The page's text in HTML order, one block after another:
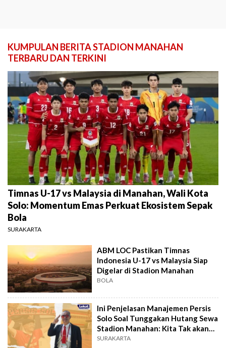
KUMPULAN BERITA STADION MANAHAN
TERBARU DAN TERKINI
Timnas U-17 vs Malaysia di Manahan, Wali Kota
Solo: Momentum Emas Perkuat Ekosistem Sepak
Bola
SURAKARTA
ABM LOC Pastikan Timnas
Indonesia U-17 vs Malaysia Siap
Digelar di Stadion Manahan
BOLA
Ini Penjelasan Manajemen Persis
Solo Soal Tunggakan Hutang Sewa
Stadion Manahan: Kita Tak akan
Lari!
SURAKARTA